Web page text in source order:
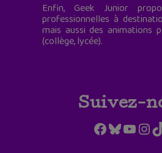
Enfin, Geek Junior
professionnelles à
mais aussi des animations
(collège, lycée).
Suivez-
Facebook
Bluesky